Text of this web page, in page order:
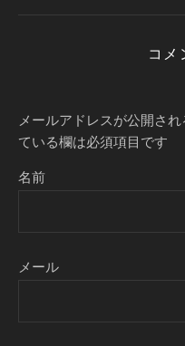
コメ
メールアドレスが公開され
ている欄は必須項目です
名前
メール